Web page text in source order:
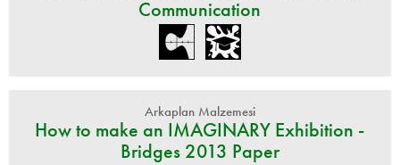
Communication
Arkaplan Malzemesi
How to make an IMAGINARY Exhibition -
Bridges 2013 Paper